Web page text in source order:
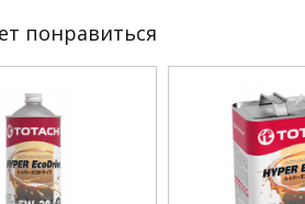
понравиться